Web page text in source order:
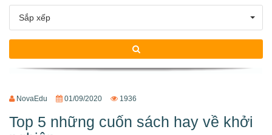
Xu hướng ngành nghề
Sắp xếp
NovaEdu 01/09/2020 1936
Top 5 những cuốn sách hay về khởi